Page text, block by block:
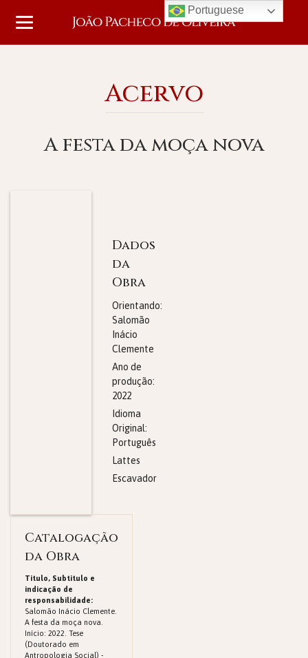
Acervo
A festa da moça nova
Dados
da
Obra
Orientando:
Salomão
Inácio
Clemente
Ano de
produção:
2022
Idioma
Original:
Português
Lattes
Escavador
Catalogação
da Obra
Titulo, Subtitulo e
indicação de
responsabilidade:
Salomão Inácio Clemente.
A festa da moça nova.
Início: 2022. Tese
(Doutorado em
Antropologia Social) -
Portuguese